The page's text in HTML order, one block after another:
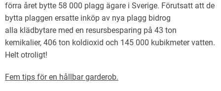
förra året bytte 58 000 plagg ägare i Sverige. Förutsatt att de
bytta plaggen ersatte inköp av nya plagg bidrog
alla klädbytare med en resursbesparing på 43 ton
kemikalier, 406 ton koldioxid och 145 000 kubikmeter vatten.
Helt otroligt!
Fem tips för en hållbar garderob.